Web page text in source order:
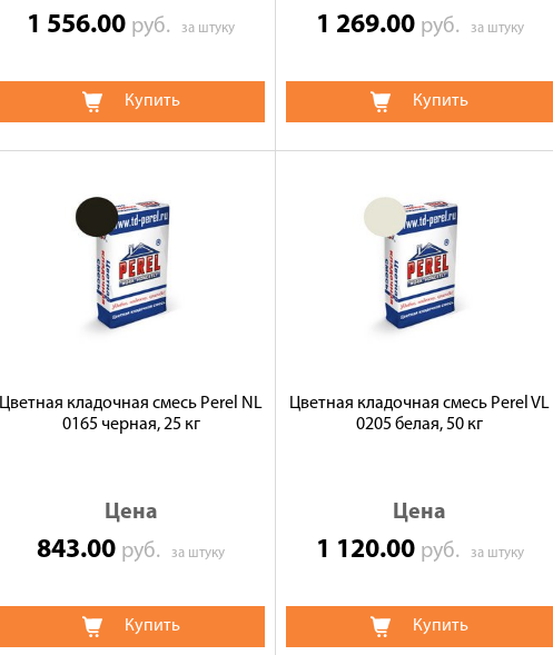
1 556.00 руб.за штуку
Купить
1 269.00 руб. за штуку
Купить
Цветная кладочная смесь Perel NL
0165 черная, 25 кг
Цена
843.00 руб.за штуку
Купить
Цветная кладочная смесь Perel VL
0205 белая, 50 кг
Цена
1 120.00 руб. за штуку
Купить